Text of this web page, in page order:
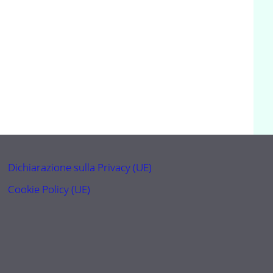
Dichiarazione sulla Privacy (UE)
Cookie Policy (UE)